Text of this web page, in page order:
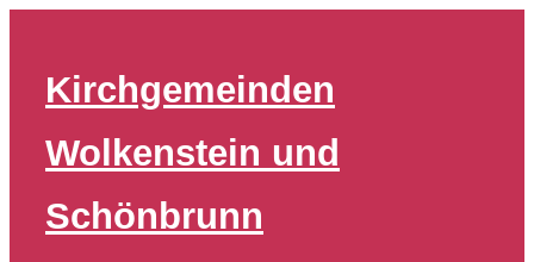
springen
Kirchgemeinden
Wolkenstein und
Schönbrunn